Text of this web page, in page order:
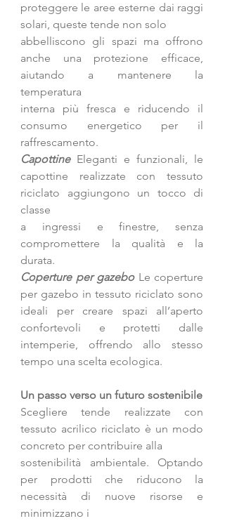
proteggere le aree esterne dai raggi
solari, queste tende non solo
abbelliscono gli spazi ma offrono
anche una protezione efficace,
aiutando a mantenere la
temperatura
interna più fresca e riducendo il
consumo energetico per il
raffrescamento.
Capottine Eleganti e funzionali, le
capottine realizzate con tessuto
riciclato aggiungono un tocco di
classe
a ingressi e finestre, senza
compromettere la qualità e la
durata.
Coperture per gazebo Le coperture
per gazebo in tessuto riciclato sono
ideali per creare spazi all’aperto
confortevoli e protetti dalle
intemperie, offrendo allo stesso
tempo una scelta ecologica.
Un passo verso un futuro sostenibile
Scegliere tende realizzate con
tessuto acrilico riciclato è un modo
concreto per contribuire alla
sostenibilità ambientale. Optando
per prodotti che riducono la
necessità di nuove risorse e
minimizzano i